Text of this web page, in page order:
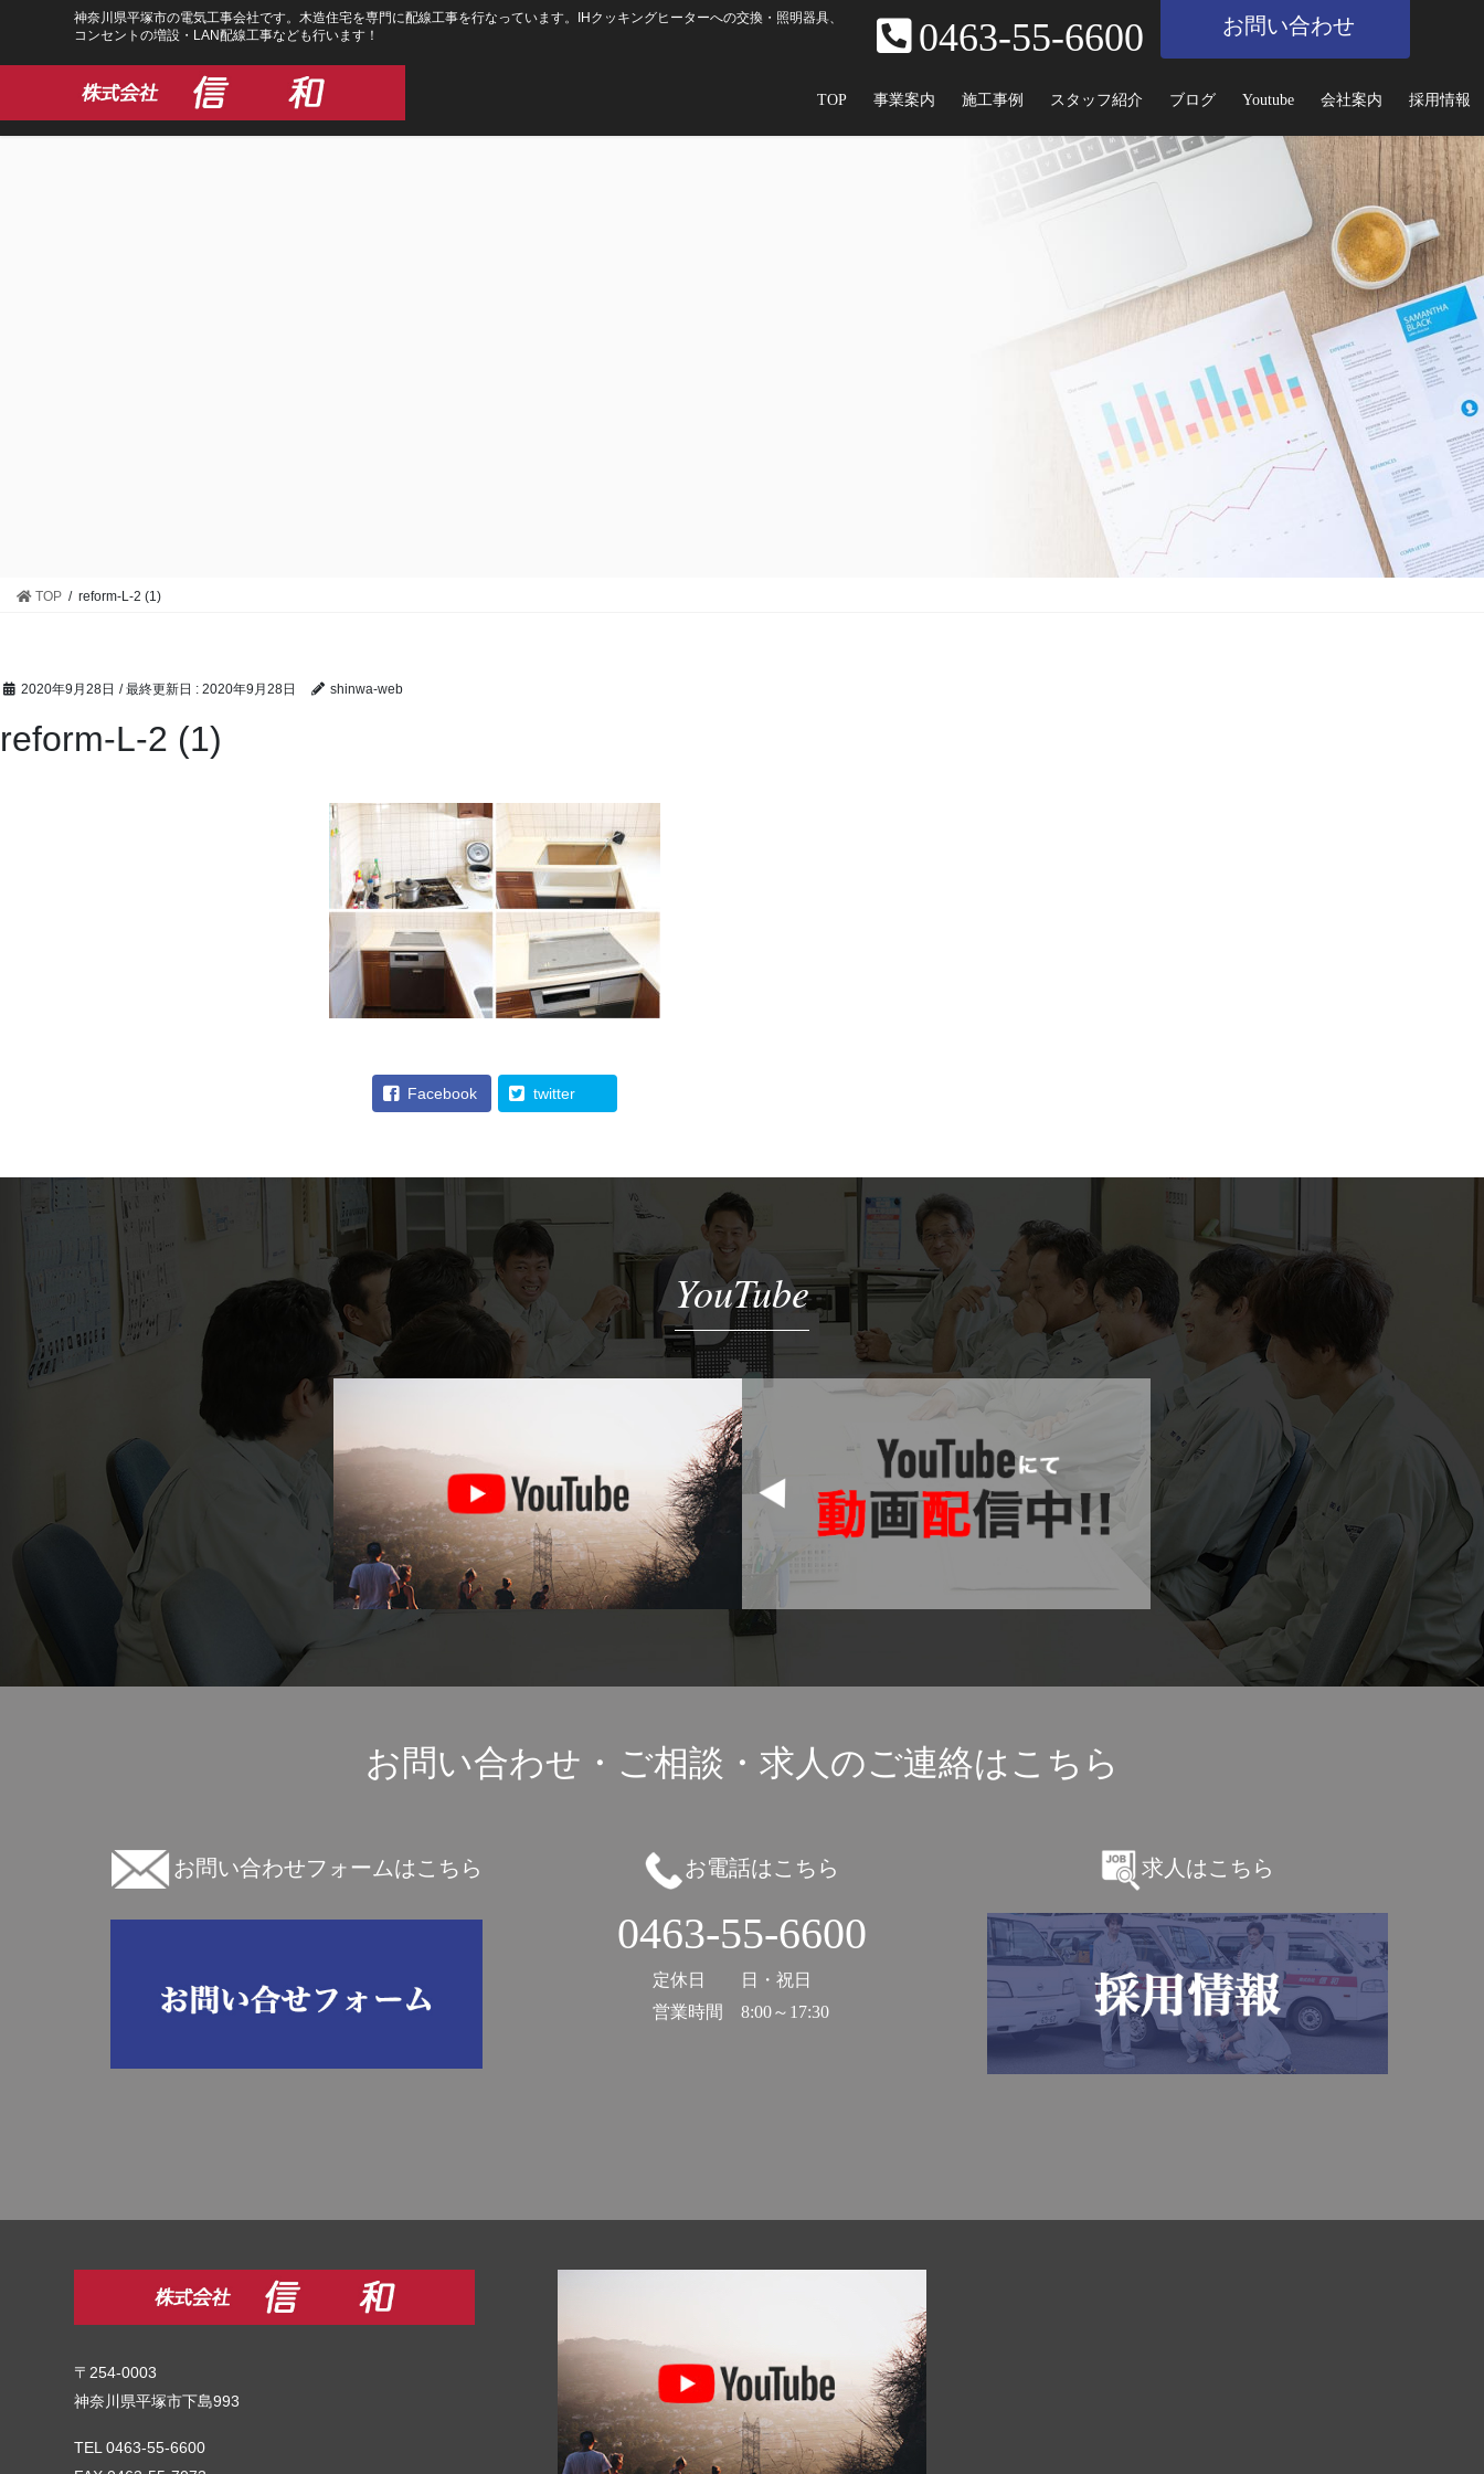
テ
ツ
ゲ
シ
神奈川県平塚市の電気工事会社です。木造住宅を専門に配線工事を行なっています。IHクッキングヒーターへの交換・照明器具、
コンセントの増設・LAN配線工事なども行います！
0463-55-6600 お問い合わせ
TOP 事業案内 施工事例 スタッフ紹介 ブログ Youtube 会社案内 採用情報
TOP reform-L-2 (1)
2020年9月28日 / 最終更新日 : 2020年9月28日 shinwa-web
reform-L-2 (1)
Facebook twitter
YouTube
お問い合わせ・ご相談・ 求人のご連絡はこちら
お問い合わせフォームはこちら お電話はこちら
0463-55-6600
定休日
日・祝日
営業時間
8:00～17:30
求人はこちら
〒254-0003
神奈川県平塚市下島993
TEL 0463-55-6600